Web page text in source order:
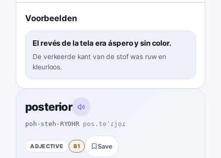
Voorbeelden
El revés de la tela era áspero y sin color.
De verkeerde kant van de stof was ruw en
kleurloos.
posterior
poh-steh-RYOHR pos.teˈɾjoɾ
ADJECTIVE B1 Save